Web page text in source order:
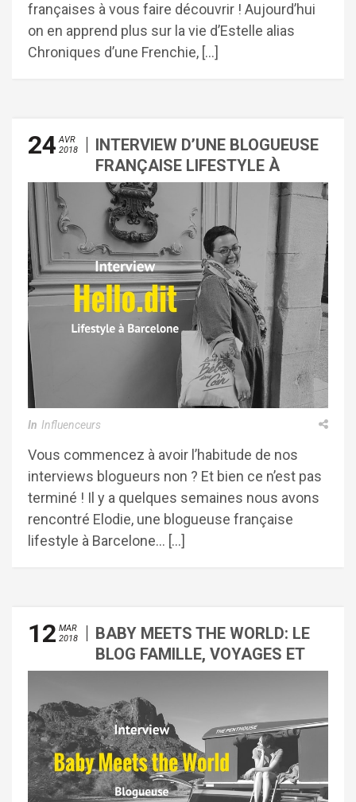
françaises à vous faire découvrir ! Aujourd’hui
on en apprend plus sur la vie d’Estelle alias
Chroniques d’une Frenchie, […]
24 AVR
2018
INTERVIEW D’UNE BLOGUEUSE
FRANÇAISE LIFESTYLE À
BARCELONE
In Influenceurs
Vous commencez à avoir l’habitude de nos
interviews blogueurs non ? Et bien ce n’est pas
terminé ! Il y a quelques semaines nous avons
rencontré Elodie, une blogueuse française
lifestyle à Barcelone… […]
12 MAR
2018
BABY MEETS THE WORLD: LE
BLOG FAMILLE, VOYAGES ET
BONS PLANS